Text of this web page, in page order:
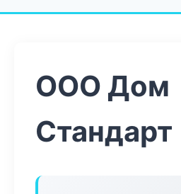
ООО Дом
Стандарт